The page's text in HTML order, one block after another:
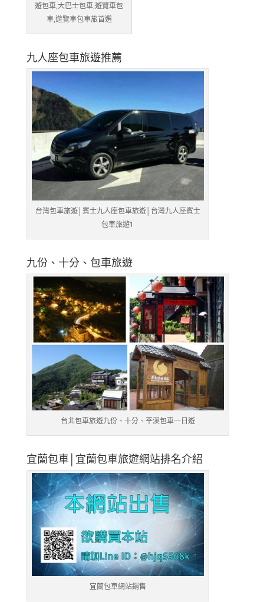
遊包車,大巴士包車,遊覽車包
車,遊覽車包車旅首選
九人座包車旅遊推薦
台灣包車旅遊│賓士九人座包車旅遊│台灣九人座賓士
包車旅遊1
九份、十分、包車旅遊
台北包車旅遊九份、十分、平溪包車一日遊
宜蘭包車│宜蘭包車旅遊網站排名介紹
宜蘭包車網站銷售